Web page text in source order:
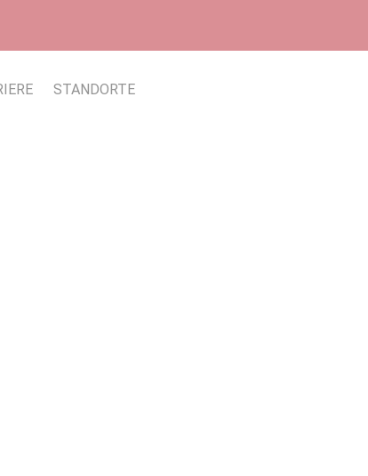
STANDORTE